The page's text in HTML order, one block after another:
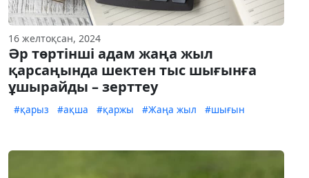
16 желтоқсан, 2024
Әр төртінші адам жаңа жыл
қарсаңында шектен тыс шығынға
ұшырайды – зерттеу
#қарыз #ақша #қаржы #Жаңа жыл #шығын